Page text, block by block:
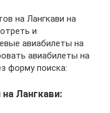
на Лангкави на
и
авиабилеты на
авиабилеты на
форму поиска:
Лангкави: